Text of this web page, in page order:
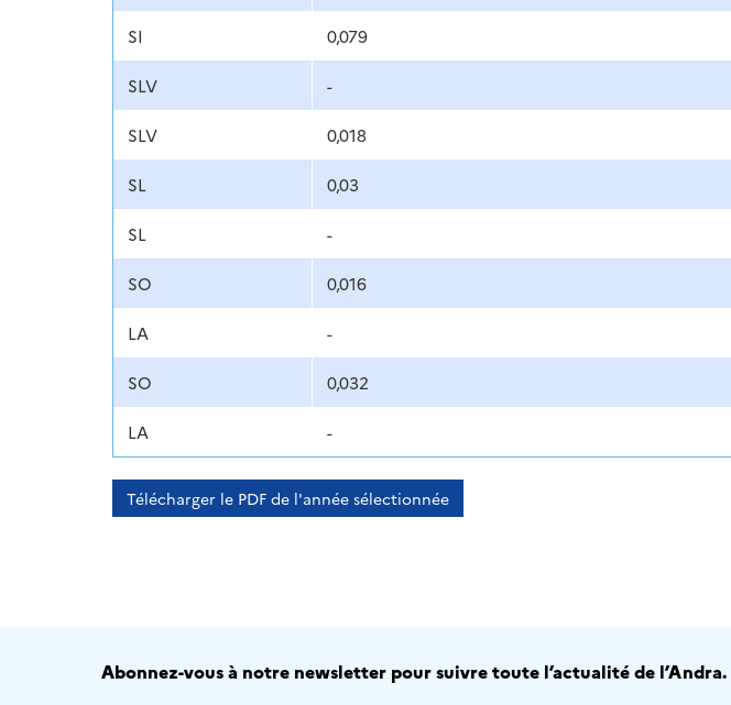
SI 0,079
SLV -
SLV 0,018
SL 0,03
SL -
SO 0,016
LA -
SO 0,032
LA -
Télécharger le PDF de l'année sélectionnée
Abonnez-vous à notre newsletter pour suivre toute l’actualité de l’Andra.